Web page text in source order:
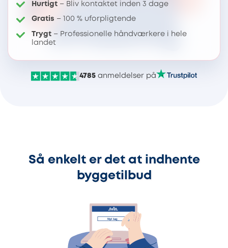
Hurtigt – Bliv kontaktet inden 3 dage
Gratis – 100 % uforpligtende
Trygt – Professionelle håndværkere i hele
landet
4785 anmeldelser på
Så enkelt er det at indhente
byggetilbud